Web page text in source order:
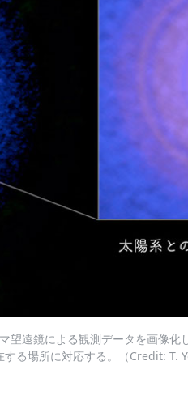
望遠鏡による観測データを画像化
る場所に対応する。（Credit: T.